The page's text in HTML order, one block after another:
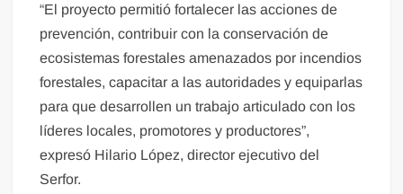
“El proyecto permitió fortalecer las acciones de
prevención, contribuir con la conservación de
ecosistemas forestales amenazados por incendios
forestales, capacitar a las autoridades y equiparlas
para que desarrollen un trabajo articulado con los
líderes locales, promotores y productores”,
expresó Hilario López, director ejecutivo del
Serfor.